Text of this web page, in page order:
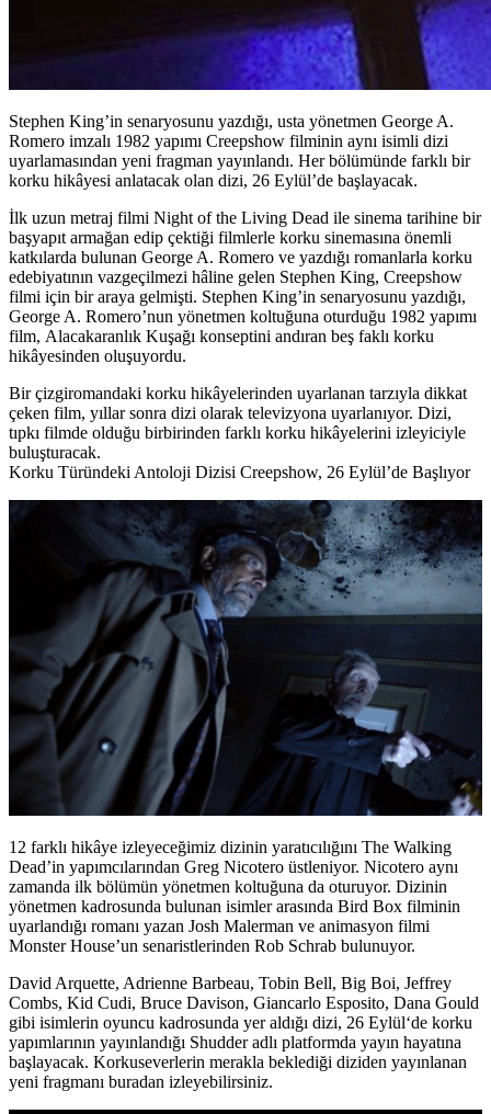
Stephen King’in senaryosunu yazdığı, usta yönetmen George A.
Romero imzalı 1982 yapımı Creepshow filminin aynı isimli dizi
uyarlamasından yeni fragman yayınlandı. Her bölümünde farklı bir
korku hikâyesi anlatacak olan dizi, 26 Eylül’de başlayacak.
İlk uzun metraj filmi Night of the Living Dead ile sinema tarihine bir
başyapıt armağan edip çektiği filmlerle korku sinemasına önemli
katkılarda bulunan George A. Romero ve yazdığı romanlarla korku
edebiyatının vazgeçilmezi hâline gelen Stephen King, Creepshow
filmi için bir araya gelmişti. Stephen King’in senaryosunu yazdığı,
George A. Romero’nun yönetmen koltuğuna oturduğu 1982 yapımı
film, Alacakaranlık Kuşağı konseptini andıran beş faklı korku
hikâyesinden oluşuyordu.
Bir çizgiromandaki korku hikâyelerinden uyarlanan tarzıyla dikkat
çeken film, yıllar sonra dizi olarak televizyona uyarlanıyor. Dizi,
tıpkı filmde olduğu birbirinden farklı korku hikâyelerini izleyiciyle
buluşturacak.
Korku Türündeki Antoloji Dizisi Creepshow, 26 Eylül’de Başlıyor
12 farklı hikâye izleyeceğimiz dizinin yaratıcılığını The Walking
Dead’in yapımcılarından Greg Nicotero üstleniyor. Nicotero aynı
zamanda ilk bölümün yönetmen koltuğuna da oturuyor. Dizinin
yönetmen kadrosunda bulunan isimler arasında Bird Box filminin
uyarlandığı romanı yazan Josh Malerman ve animasyon filmi
Monster House’un senaristlerinden Rob Schrab bulunuyor.
David Arquette, Adrienne Barbeau, Tobin Bell, Big Boi, Jeffrey
Combs, Kid Cudi, Bruce Davison, Giancarlo Esposito, Dana Gould
gibi isimlerin oyuncu kadrosunda yer aldığı dizi, 26 Eylül‘de korku
yapımlarının yayınlandığı Shudder adlı platformda yayın hayatına
başlayacak. Korkuseverlerin merakla beklediği diziden yayınlanan
yeni fragmanı buradan izleyebilirsiniz.